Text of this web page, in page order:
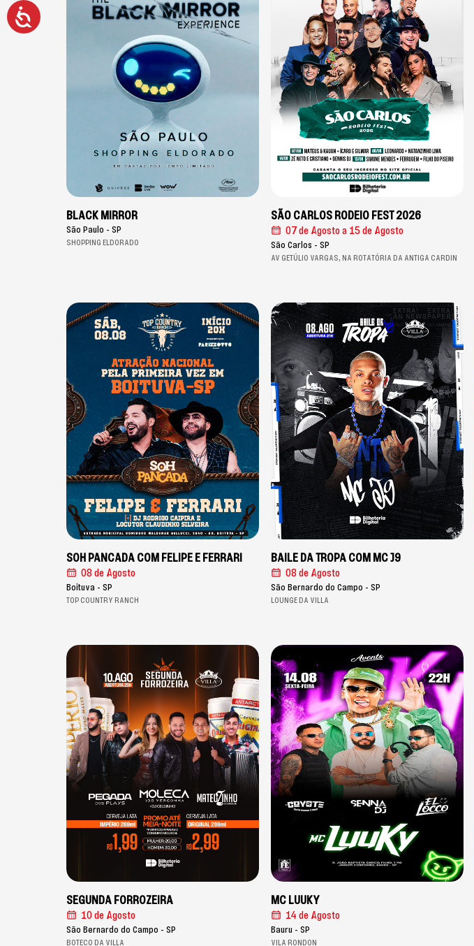
Acessibilidade
BLACK MIRROR
São Paulo - SP
SHOPPING ELDORADO
SÃO CARLOS RODEIO FEST 2026
07 de Agostoa 15 de Agosto
São Carlos - SP
AV GETÚLIO VARGAS, NA ROTATÓRIA DA ANTIGA CARDIN
SOH PANCADA COM FELIPE E FERRARI
08 de Agosto
Boituva - SP
TOP COUNTRY RANCH
BAILE DA TROPA COM MC J9
08 de Agosto
São Bernardo do Campo - SP
LOUNGE DA VILLA
SEGUNDA FORROZEIRA
10 de Agosto
São Bernardo do Campo - SP
BOTECO DA VILLA
MC LUUKY
14 de Agosto
Bauru - SP
VILA RONDON